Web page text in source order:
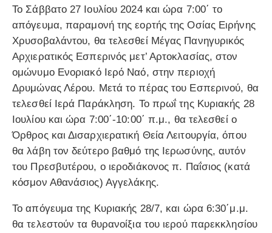
Το Σάββατο 27 Ιουλίου 2024 και ώρα 7:00΄ το
απόγευμα, παραμονή της εορτής της Οσίας Ειρήνης
Χρυσοβαλάντου, θα τελεσθεί Μέγας Πανηγυρικός
Αρχιερατικός Εσπερινός μετ’ Αρτοκλασίας, στον
ομώνυμο Ενοριακό Ιερό Ναό, στην περιοχή
Δρυμώνας Λέρου. Μετά το πέρας του Εσπερινού, θα
τελεσθεί Ιερά Παράκληση. Το πρωΐ της Κυριακής 28
Ιουλίου και ώρα 7:00΄-10:00΄ π.μ., θα τελεσθεί ο
Όρθρος και Δισαρχιερατική Θεία Λειτουργία, όπου
θα λάβη τον δεύτερο βαθμό της Ιερωσύνης, αυτόν
του Πρεσβυτέρου, ο ιεροδιάκονος π. Παΐσιος (κατά
κόσμον Αθανάσιος) Αγγελάκης.
Το απόγευμα της Κυριακής 28/7, και ώρα 6:30΄μ.μ.
θα τελεστούν τα θυρανοίξια του ιερού παρεκκλησίου